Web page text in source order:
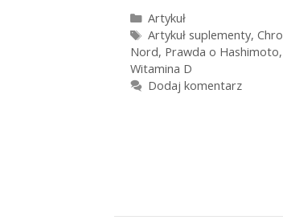
Kategorie
Artykuł
Tagi
Artykuł suplementy,
Nord, Prawda o Hashimoto,
Witamina D
Dodaj komentarz